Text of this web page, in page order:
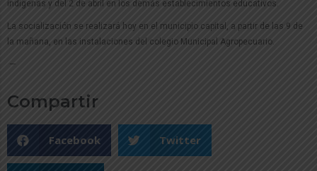
indígenas y del 2 de abril en los demás establecimientos educativos.
La socialización se realizará hoy en el municipio capital, a partir de las 9 de
la mañana, en las instalaciones del colegio Municipal Agropecuario.
—
Compartir
Facebook Twitter